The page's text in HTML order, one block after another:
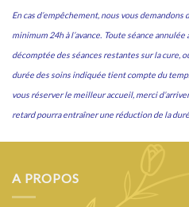
En cas d’empêchement, nous vous
minimum 24h à l’avance. Toute séance annulée
décomptée des séances restantes sur la cure,
durée des soins indiquée tient compte du
vous réserver le meilleur accueil, merci
retard pourra entraîner une réduction de la
A PROPOS